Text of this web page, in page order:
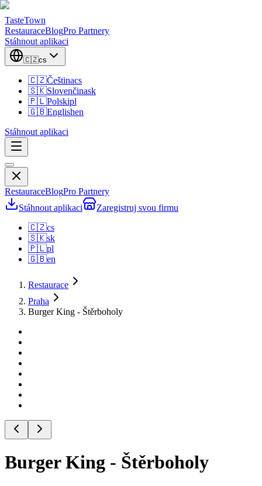
TasteTown
RestauraceBlogPro Partnery
Stáhnout aplikaci
🇨🇿cs
🇨🇿Češtinacs
🇸🇰Slovenčinask
🇵🇱Polskipl
🇬🇧Englishen
Stáhnout aplikaci
RestauraceBlogPro Partnery
Stáhnout aplikaci
Zaregistruj svou firmu
🇨🇿cs
🇸🇰sk
🇵🇱pl
🇬🇧en
Restaurace
Praha
Burger King - Štěrboholy
Burger King - Štěrboholy